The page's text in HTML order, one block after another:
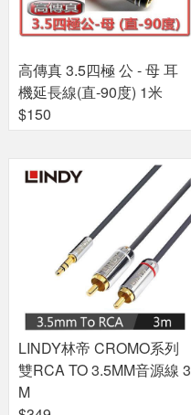
高傳真 3.5四極 公 - 母 耳
機延長線(直-90度) 1米
$150
LINDY林帝 CROMO系列
雙RCA TO 3.5MM音源線 3
M